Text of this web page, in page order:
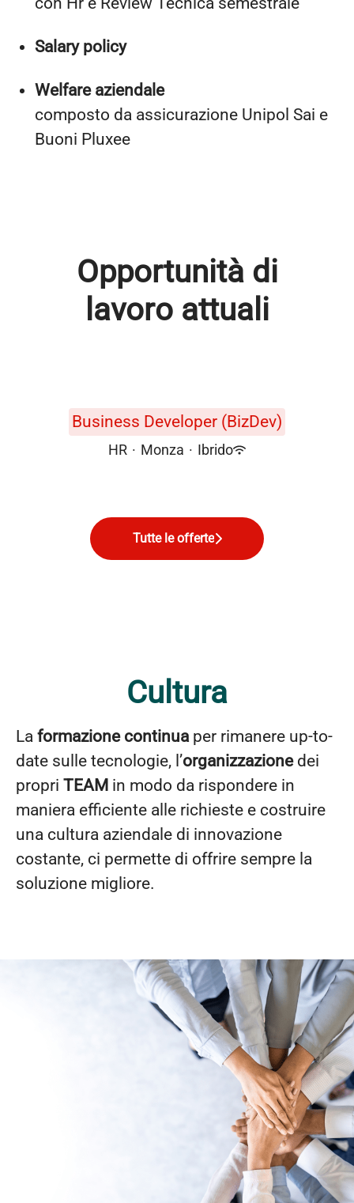
Salary policy
Welfare aziendale
composto da assicurazione Unipol Sai e
Buoni Pluxee
Opportunità di
lavoro attuali
Business Developer (BizDev)
HR · Monza · Ibrido
Tutte le offerte
Cultura
La formazione continuaper rimanere up-to-
date sulle tecnologie, l’organizzazionedei
propri TEAM in modo da rispondere in
maniera efficiente alle richieste e costruire
una cultura aziendale di innovazione
costante, ci permette di offrire sempre la
soluzione migliore.